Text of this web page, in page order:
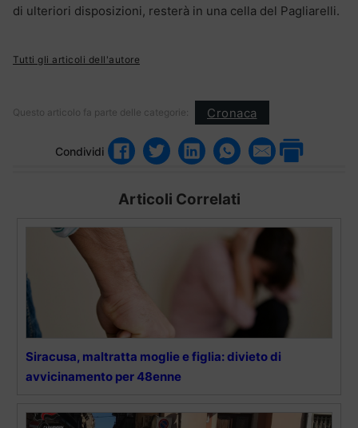
di ulteriori disposizioni, resterà in una cella del Pagliarelli.
Tutti gli articoli dell'autore
Questo articolo fa parte delle categorie: Cronaca
Condividi
Articoli Correlati
Siracusa, maltratta moglie e figlia: divieto di
avvicinamento per 48enne